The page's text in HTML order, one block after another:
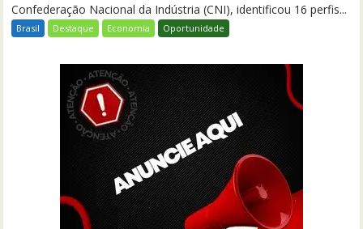
Confederação Nacional da Indústria (CNI), identificou 16 perfis...
Brasil Destaque Economia Oportunidade